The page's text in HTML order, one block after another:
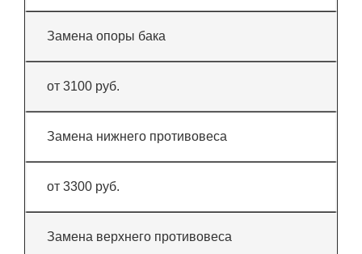
Замена опоры бака
от 3100 руб.
Замена нижнего противовеса
от 3300 руб.
Замена верхнего противовеса